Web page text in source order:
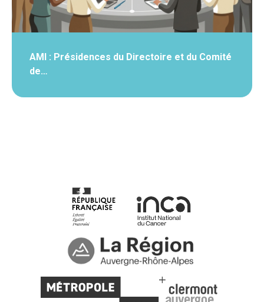
AMI : Présidences du Directoire et du Comité
de…